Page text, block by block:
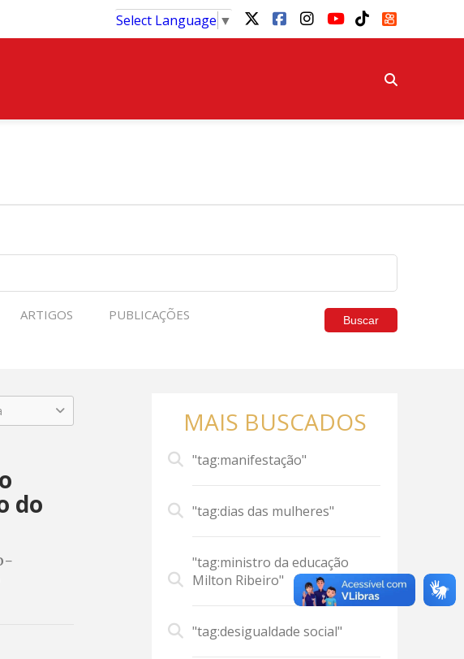
Select Language ▼
ARTIGOS PUBLICAÇÕES Buscar
do
MAIS BUSCADOS
"tag:manifestação"
"tag:dias das mulheres"
"tag:ministro da educação
Milton Ribeiro"
"tag:desigualdade social"